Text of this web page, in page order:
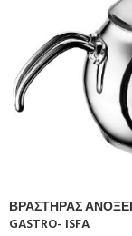
ΒΡΑΣΤΗΡΑΣ
GASTRO- ISFA